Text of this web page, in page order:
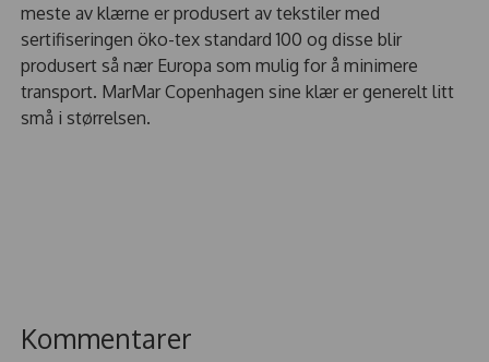
meste av klærne er produsert av tekstiler med
sertifiseringen öko-tex standard 100 og disse blir
produsert så nær Europa som mulig for å minimere
transport. MarMar Copenhagen sine klær er generelt litt
små i størrelsen.
Kommentarer